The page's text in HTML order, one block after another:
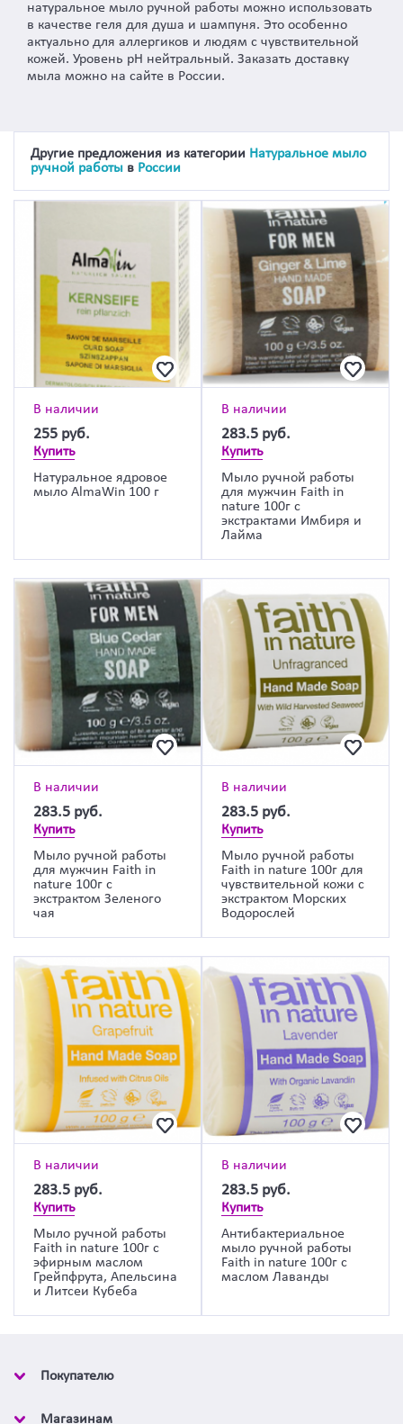
натуральное мыло ручной работы можно использовать
в качестве геля для душа и шампуня. Это особенно
актуально для аллергиков и людям с чувствительной
кожей. Уровень рН нейтральный. Заказать доставку
мыла можно на сайте в России.
Другие предложения из категории Натуральное мыло
ручной работы в России
В наличии
255 руб.
Купить
Натуральное ядровое
мыло AlmaWin 100 г
В наличии
283.5 руб.
Купить
Мыло ручной работы
для мужчин Faith in
nature 100г с
экстрактами Имбиря и
Лайма
В наличии
283.5 руб.
Купить
Мыло ручной работы
для мужчин Faith in
nature 100г с
экстрактом Зеленого
чая
В наличии
283.5 руб.
Купить
Мыло ручной работы
Faith in nature 100г для
чувствительной кожи с
экстрактом Морских
Водорослей
В наличии
283.5 руб.
Купить
Мыло ручной работы
Faith in nature 100г с
эфирным маслом
Грейпфрута, Апельсина
и Литсеи Кубеба
В наличии
283.5 руб.
Купить
Антибактериальное
мыло ручной работы
Faith in nature 100г с
маслом Лаванды
Покупателю
Магазинам